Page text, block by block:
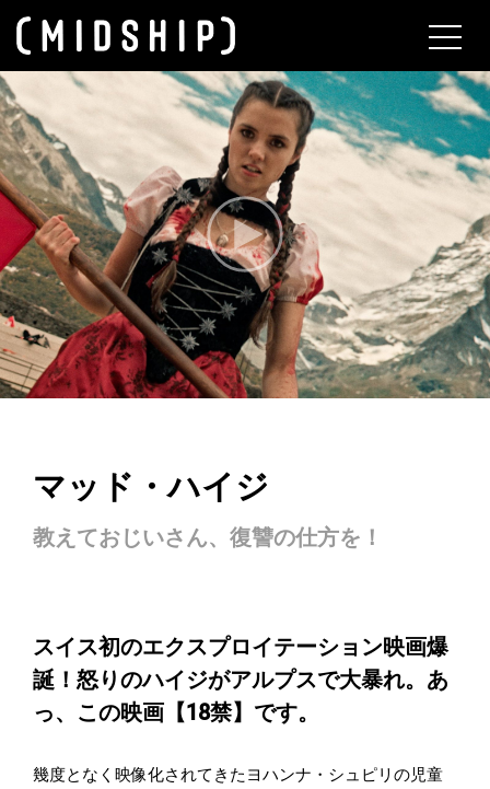
マッド・ハイジ
教えておじいさん、復讐の仕方を！
スイス初のエクスプロイテーション映画爆
誕！怒りのハイジがアルプスで大暴れ。あ
っ、この映画【18禁】です。
幾度となく映像化されてきたヨハンナ・シュピリの児童
About